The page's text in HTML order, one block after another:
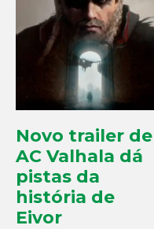
Novo trailer de
AC Valhala dá
pistas da
história de
Eivor